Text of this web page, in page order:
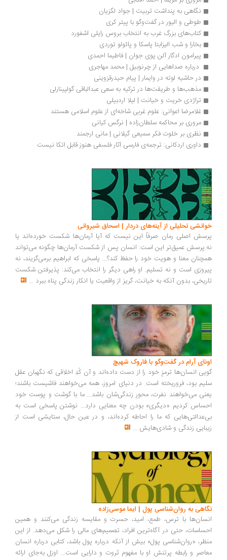
نگاهی به پنداشت تربیت | جواد لگزیان
طوطی و الیور در گفت‌وگو با پیتر کری
کتاب‌های بزرگ غرب به انتخاب بروس رایلی اشفورد
بخارا و شب الیزابتا پاسکا و پائولو توردی
پیرامون ادگار آلن پوی جوان | فاطیما احمدی
درباره صداهایی از چرنوبیل | محمد مهاجری
در حاشیه لوته در وایمار | پیام حیدرقزوینی
مذهب‌ها و طریقت‌ها در ترکیه به سعی عبدالباقی گولپینارلی
تراژدی خریت و خیانت | لیلا اردبیلی
غلامرضا اعوانی: علوم غربی شاخه‌ای از علوم اسلامی هستند
مروری بر محاکمه سلطان‏‌زاده | نرگس کیانی
نظری بر خلوت فکر سمیعی گیلانی | مانی ارجمند
داوری اردکانی: ترجمه‌ی فارسی آثار فلسفی هنوز قابل اتکا نیست
تحلیلی از آینه‌های دردار | اسحاق شیروانی
اصلی رمان صرفاً این نیست که آیا آرمان‌ها شکست خورده‌اند یا
عمیق‌تر این است: انسان پس از شکست آرمان‌ها چگونه می‌تواند
معنا و هویت خود را حفظ کند؟... پاسخی که ابراهیم برمی‌گزیند، نه
است و نه تسلیم. او راهی دیگر را انتخاب می‌کند: پذیرفتن شکست
بدون آنکه به خیانت، گریز از واقعیت یا انکار زندگی پناه ببرد...
آرام در گفت‌وگو با فاروک شهیچ‭
انسان‌ها ترمزِ خود را از دست داده‌اند و آن کُدِ اخلاقی که نگهبان عقل
بود، فروریخته است. در دنیای امروز، همه می‌خواهند فاشیست باشند؛
می‌خواهند نفرت، محورِ زندگی‌شان باشد... ما با گوشت و پوست خود
کردیم «دیگری» بودن چه معنایی دارد... نوشتن پاسخی است به
که ما را احاطه کرده‌اند، و در عین حال، ستایشی است از
زندگی و شادی‌هایش...
به روان‌شناسی پول | ایما موسی‌زاده
با ترس، طمع، امید، حسرت و مقایسه زندگی می‌کنند و همین
حتی در آگاه‌ترین افراد، تصمیم‌های مالی را شکل می‌دهد. از این
«روان‌شناسی پول» بیش از آنکه درباره پول باشد، کتابی درباره انسان
و رابطه پرتنش او با مفهوم ثروت و دارایی است... اوزل به‌جای ارائه